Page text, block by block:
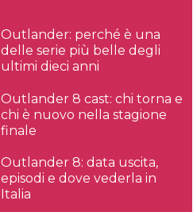
Outlander: perché è una
delle serie più belle degli
ultimi dieci anni
Outlander 8 cast: chi torna e
chi è nuovo nella stagione
finale
Outlander 8: data uscita,
episodi e dove vederla in
Italia